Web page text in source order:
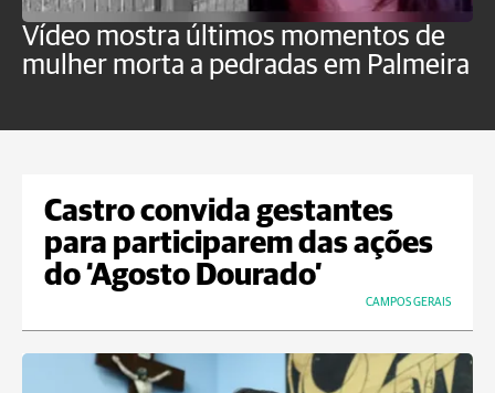
Vídeo mostra últimos momentos de
mulher morta a pedradas em Palmeira
Castro convida gestantes
para participarem das ações
do ‘Agosto Dourado’
CAMPOS GERAIS